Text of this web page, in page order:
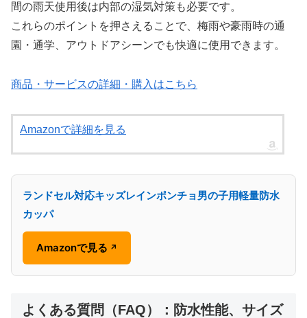
間の雨天使用後は内部の湿気対策も必要です。
これらのポイントを押さえることで、梅雨や豪雨時の通
園・通学、アウトドアシーンでも快適に使用できます。
商品・サービスの詳細・購入はこちら
Amazonで詳細を見る
ランドセル対応キッズレインポンチョ男の子用軽量防水
カッパ
Amazonで見る ↗
よくある質問（FAQ）：防水性能、サイズ